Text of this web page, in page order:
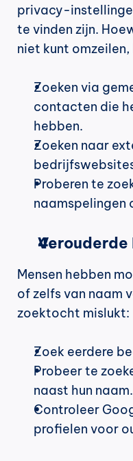
privacy-
te vinden zijn.
niet kunt omzeilen,
Zoeken via
contacten die
hebben.
Zoeken naar
Proberen te
naamspelingen
Mensen hebben
of zelfs van naam
zoektocht mislukt:
Zoek eerdere
Probeer te
naast hun naam.
Controleer
profielen voor